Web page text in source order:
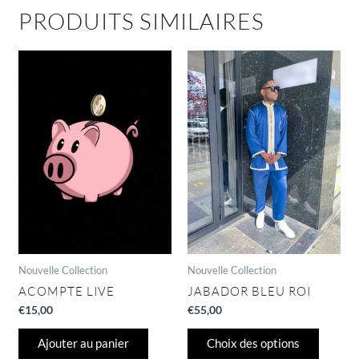
PRODUITS SIMILAIRES
Nouvelle Collection
ACOMPTE LIVE
€15,00
Ajouter au panier
Nouvelle Collection
JABADOR BLEU ROI
€55,00
Choix des options
Ce
produit
a
Les
options
être
sur
la